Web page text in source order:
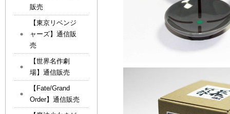
販売
【東京リベンジ
ャーズ】通信販
売
【世界名作劇
場】通信販売
【Fate/Grand
Order】通信販売